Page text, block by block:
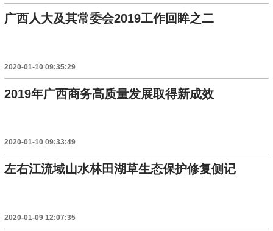
广西人大及其常委会2019工作回眸之二
2020-01-10 09:35:29
2019年广西商务高质量发展取得新成效
2020-01-10 09:33:49
左右江流域山水林田湖草生态保护修复侧记
2020-01-09 12:07:35